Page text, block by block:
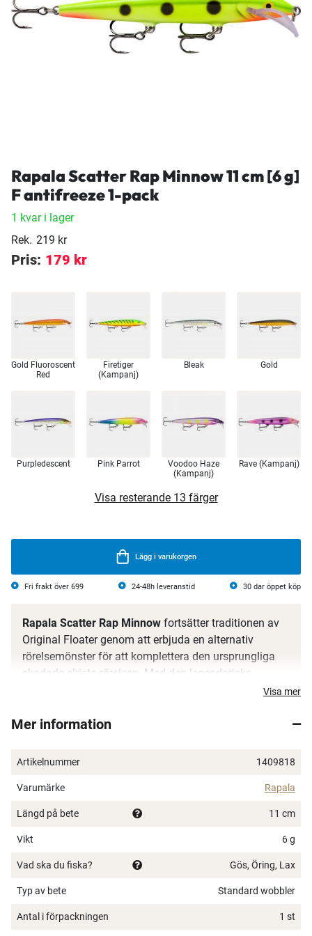
Rapala Scatter Rap Minnow 11 cm [6 g]
F antifreeze 1-pack
1 kvar i lager
Rek. 219 kr
Pris: 179 kr
Gold Fluoroscent
Red
Firetiger
(Kampanj)
Bleak Gold
Purpledescent Pink Parrot
Voodoo Haze
(Kampanj)
Rave (Kampanj)
Visa resterande 13 färger
Lägg i varukorgen
Fri frakt över 699 24-48h leveranstid 30 dar öppet köp
Rapala Scatter Rap Minnow fortsätter traditionen av
Original Floater genom att erbjuda en alternativ
rörelsemönster för att komplettera den ursprungliga
skadade elrista rörelsen. Med den legendariska
svepande Scatter Rap Escaping Minnow-rörelsen.
Genomgående trådkonstruktion
Undvikande Escaping Minnow-rörelse
Flytande VMC Black Nickel Round Bend-krokar
Visa mer
Mer information
Artikelnummer 1409818
Varumärke Rapala
Längd på bete 11 cm
Vikt 6 g
Vad ska du fiska? Gös, Öring, Lax
Typ av bete Standard wobbler
Antal i förpackningen 1 st